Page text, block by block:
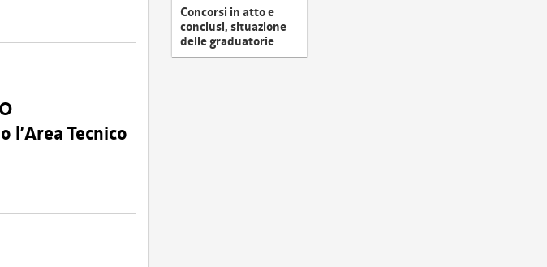
l’Area Tecnico
Concorsi in atto e
conclusi, situazione
delle graduatorie